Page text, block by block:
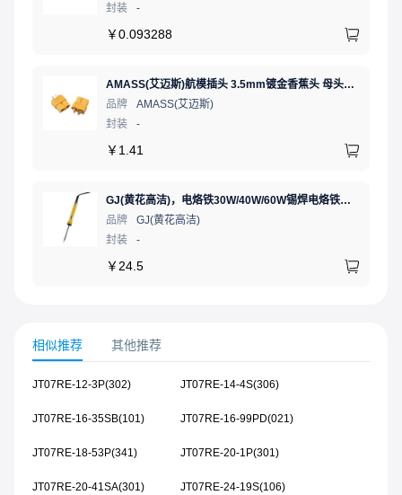
封装
-
￥0.093288
AMASS(艾迈斯)航模插头 3.5mm镀金香蕉头 母头XT60-F.G.Y
品牌
AMASS(艾迈斯)
封装
-
￥ 1.41
GJ(黄花高洁)，电烙铁30W/40W/60W锡焊电烙铁焊接工具电焊笔手机电子维修（内热35W），NO.435(35W)
品牌
GJ(黄花高洁)
封装
-
￥ 24.5
相似推荐 其他推荐
JT07RE-12-3P(302) JT07RE-14-4S(306)
JT07RE-16-35SB(101) JT07RE-16-99PD(021)
JT07RE-18-53P(341) JT07RE-20-1P(301)
JT07RE-20-41SA(301) JT07RE-24-19S(106)